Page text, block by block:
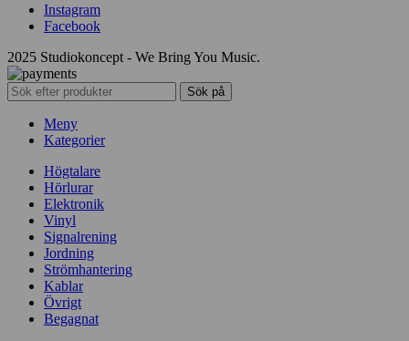
Instagram
Facebook
2025 Studiokoncept - We Bring You Music.
Sök på
Meny
Kategorier
Högtalare
Hörlurar
Elektronik
Vinyl
Signalrening
Jordning
Strömhantering
Kablar
Övrigt
Begagnat